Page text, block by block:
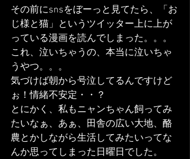
その前にsnsをぼーっと見てたら、「お
じ様と猫」というツイッター上に上が
っている漫画を読んでしまった。。。
これ、泣いちゃうの、本当に泣いちゃ
うやつ。。。
気づけば朝から号泣してるんですけど
ぉ！情緒不安定・・？
とにかく、私もニャンちゃん飼ってみ
たいなぁ、あぁ、田舎の広い大地、酪
農とかしながら生活してみたいってな
んか思ってしまった日曜日でした。